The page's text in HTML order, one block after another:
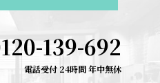
139-692
電話受付 24時間 年中無休